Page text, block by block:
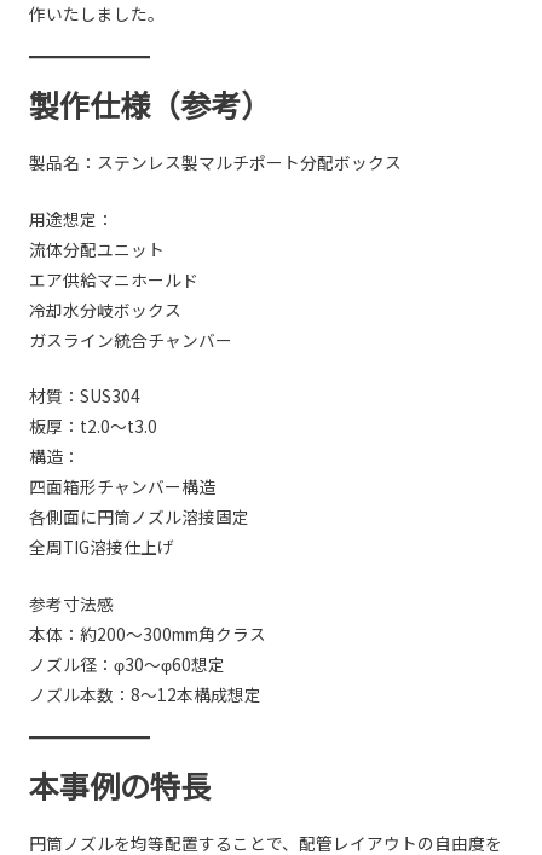
作いたしました。
製作仕様（参考）
製品名：ステンレス製マルチポート分配ボックス
用途想定：
流体分配ユニット
エア供給マニホールド
冷却水分岐ボックス
ガスライン統合チャンバー
材質：SUS304
板厚：t2.0〜t3.0
構造：
四面箱形チャンバー構造
各側面に円筒ノズル溶接固定
全周TIG溶接仕上げ
参考寸法感
本体：約200〜300mm角クラス
ノズル径：φ30〜φ60想定
ノズル本数：8〜12本構成想定
本事例の特長
円筒ノズルを均等配置することで、配管レイアウトの自由度を